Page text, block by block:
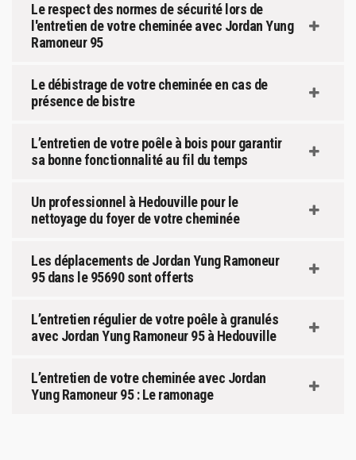
Le respect des normes de sécurité lors de
l'entretien de votre cheminée avec Jordan Yung
Ramoneur 95
Le débistrage de votre cheminée en cas de
présence de bistre
L’entretien de votre poêle à bois pour garantir
sa bonne fonctionnalité au fil du temps
Un professionnel à Hedouville pour le
nettoyage du foyer de votre cheminée
Les déplacements de Jordan Yung Ramoneur
95 dans le 95690 sont offerts
L’entretien régulier de votre poêle à granulés
avec Jordan Yung Ramoneur 95 à Hedouville
L’entretien de votre cheminée avec Jordan
Yung Ramoneur 95 : Le ramonage